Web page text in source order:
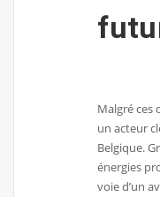
Malgré ces
un acteur
Belgique.
énergies
voie d’un